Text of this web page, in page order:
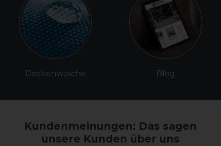
Deckenwäsche Blog
Kundenmeinungen: Das sagen
unsere Kunden über uns